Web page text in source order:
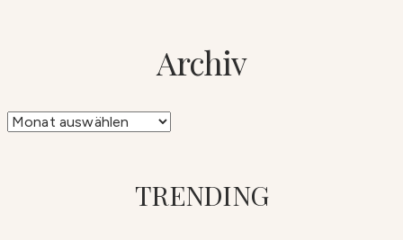
Archiv
Archiv
TRENDING